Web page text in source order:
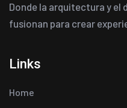
Donde la arquitectura y el
fusionan para crear
Links
Home